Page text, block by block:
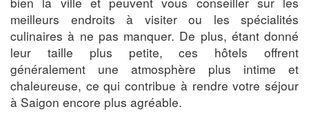
meilleurs endroits à visiter ou les spécialités
culinaires à ne pas manquer. De plus, étant donné
leur taille plus petite, ces hôtels offrent
généralement une atmosphère plus intime et
chaleureuse, ce qui contribue à rendre votre séjour
à Saigon encore plus agréable.